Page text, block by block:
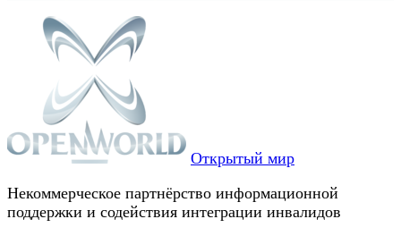
Открытый мир
Некоммерческое партнёрство информационной
поддержки и содействия интеграции инвалидов